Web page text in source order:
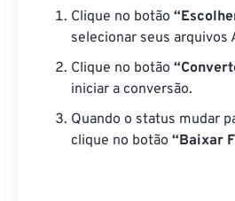
Clique no botão
selecionar seus arquivos
Clique no botão
iniciar a conversão.
Quando o status mudar
clique no botão “Baixar